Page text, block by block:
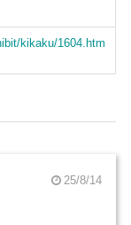
kikaku/1604.htm
25/8/14